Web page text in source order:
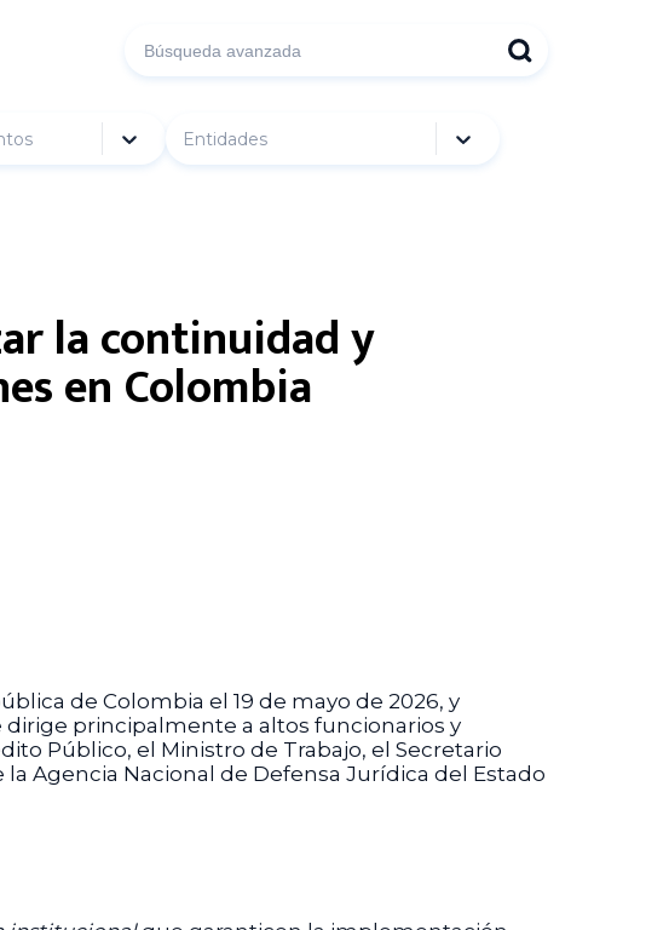
Entidades
la continuidad y
en Colombia
de Colombia el 19 de mayo de 2026, y
dirige principalmente a altos funcionarios y
Público, el Ministro de Trabajo, el Secretario
Agencia Nacional de Defensa Jurídica del Estado